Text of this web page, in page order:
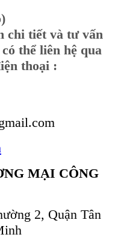
chi tiết và tư vấn
thể liên hệ qua
thoại :
MẠI CÔNG
2, Quận Tân